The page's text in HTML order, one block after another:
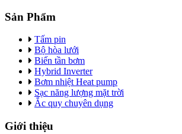
Sản Phẩm
Tấm pin
Bộ hòa lưới
Biến tần bơm
Hybrid Inverter
Bơm nhiệt Heat pump
Sạc năng lượng mặt trời
Ắc quy chuyên dụng
Giới thiệu